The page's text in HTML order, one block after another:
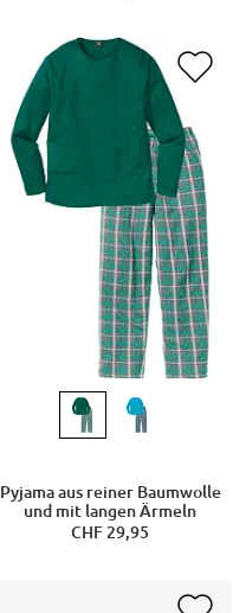
Pyjama aus reiner Baumwolle
und mit langen Ärmeln
CHF 29,95